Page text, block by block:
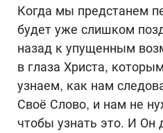
Когда мы предстанем
будет уже слишком
назад к упущенным
в глаза Христа,
узнаем, как нам
Своё Слово, и нам не
чтобы узнать это. И Он